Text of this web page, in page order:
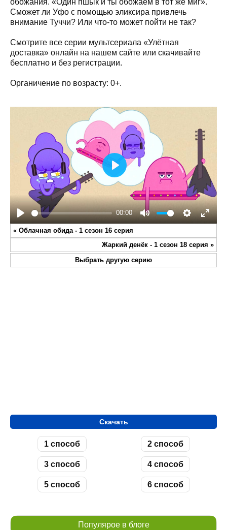
обожания. «Один пшык и ты обожаем в тот же миг».
Сможет ли Уфо с помощью эликсира привлечь
внимание Туччи? Или что-то может пойти не так?
Смотрите все серии мультсериала «Улётная
доставка» онлайн на нашем сайте или скачивайте
бесплатно и без регистрации.
Органичение по возрасту: 0+.
Play
00:00
Mute Settings
Enter
Play
« Облачная обида - 1 сезон 16 серия
Жаркий денёк - 1 сезон 18 серия »
Выбрать другую серию
Скачать
1 способ 2 способ
3 способ 4 способ
5 способ 6 способ
Популярое в блоге